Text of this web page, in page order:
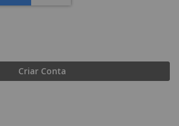
Criar Conta